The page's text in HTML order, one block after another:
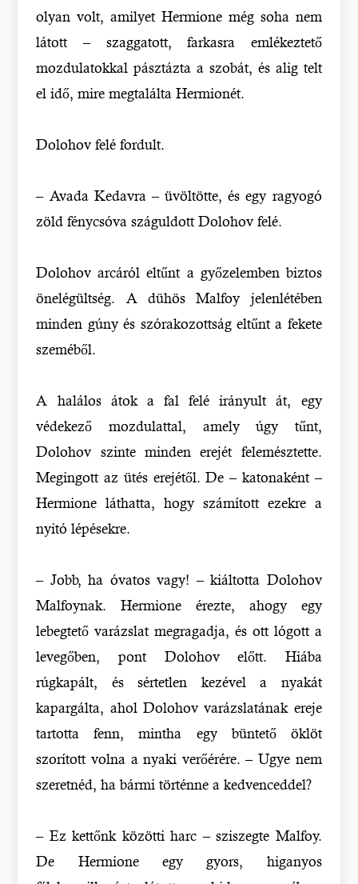
olyan volt, amilyet Hermione még soha nem
látott – szaggatott, farkasra emlékeztető
mozdulatokkal pásztázta a szobát, és alig telt
el idő, mire megtalálta Hermionét.
Dolohov felé fordult.
– Avada Kedavra – üvöltötte, és egy ragyogó
zöld fénycsóva száguldott Dolohov felé.
Dolohov arcáról eltűnt a győzelemben biztos
önelégültség. A dühös Malfoy jelenlétében
minden gúny és szórakozottság eltűnt a fekete
szeméből.
A halálos átok a fal felé irányult át, egy
védekező mozdulattal, amely úgy tűnt,
Dolohov szinte minden erejét felemésztette.
Megingott az ütés erejétől. De – katonaként –
Hermione láthatta, hogy számított ezekre a
nyitó lépésekre.
– Jobb, ha óvatos vagy! – kiáltotta Dolohov
Malfoynak. Hermione érezte, ahogy egy
lebegtető varázslat megragadja, és ott lógott a
levegőben, pont Dolohov előtt. Hiába
rúgkapált, és sértetlen kezével a nyakát
kapargálta, ahol Dolohov varázslatának ereje
tartotta fenn, mintha egy büntető öklöt
szorított volna a nyaki verőérére. – Ugye nem
szeretnéd, ha bármi történne a kedvenceddel?
– Ez kettőnk közötti harc – sziszegte Malfoy.
De Hermione egy gyors, higanyos